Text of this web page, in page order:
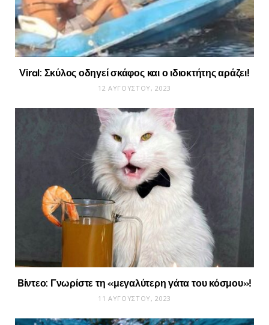
Viral: Σκύλος οδηγεί σκάφος και ο ιδιοκτήτης αράζει!
12 ΑΥΓΟΎΣΤΟΥ, 2023
Bίντεο: Γνωρίστε τη «μεγαλύτερη γάτα του κόσμου»!
11 ΑΥΓΟΎΣΤΟΥ, 2023